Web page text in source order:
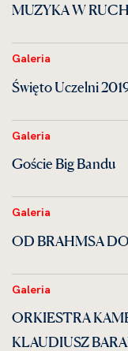
MUZYKA W
Galeria
Święto Uczelni
Galeria
Goście Big Bandu
Galeria
OD BRAHMSA
Galeria
ORKIESTRA
KLAUDIUSZ